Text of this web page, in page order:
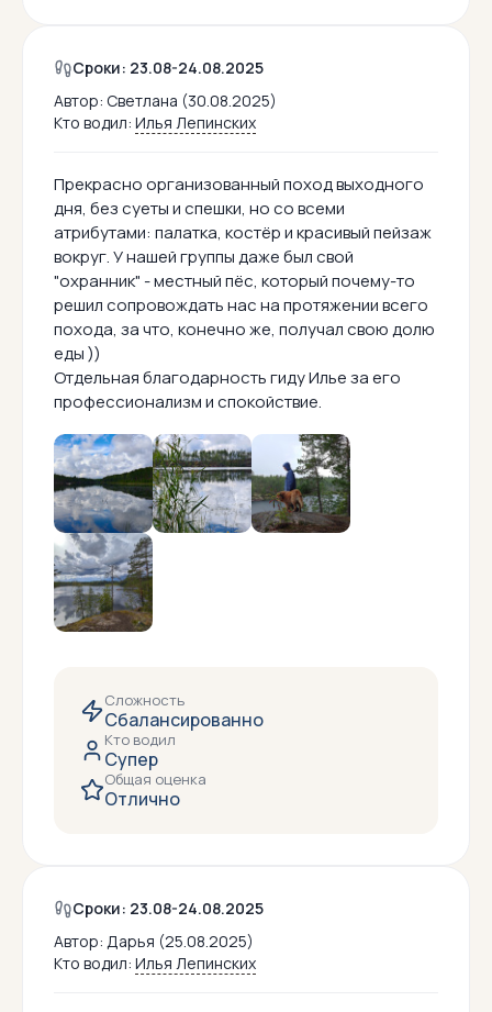
Сроки: 23.08-24.08.2025
Автор: Светлана (30.08.2025)
Кто водил: Илья Лепинских
Прекрасно организованный поход выходного
дня, без суеты и спешки, но со всеми
атрибутами: палатка, костёр и красивый пейзаж
вокруг. У нашей группы даже был свой
"охранник" - местный пёс, который почему-то
решил сопровождать нас на протяжении всего
похода, за что, конечно же, получал свою долю
еды ))
Отдельная благодарность гиду Илье за его
профессионализм и спокойствие.
Сложность
Сбалансированно
Кто водил
Супер
Общая оценка
Отлично
Сроки: 23.08-24.08.2025
Автор: Дарья (25.08.2025)
Кто водил: Илья Лепинских